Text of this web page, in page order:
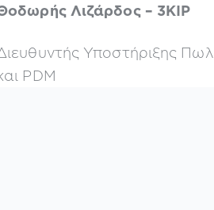
Λιζάρδος – 3KIP
Υποστήριξης
PDM